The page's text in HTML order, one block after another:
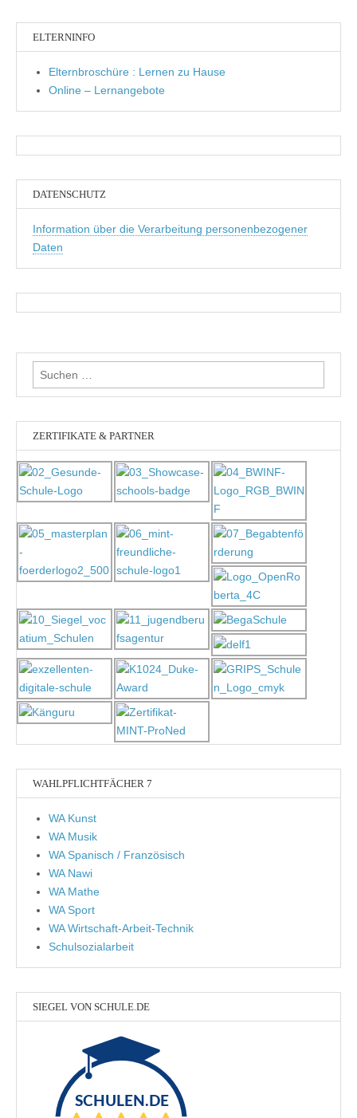
ELTERNINFO
Elternbroschüre : Lernen zu Hause
Online – Lernangebote
DATENSCHUTZ
Information über die Verarbeitung personenbezogener
Daten
Suchen
nach:
ZERTIFIKATE & PARTNER
WAHLPFLICHTFÄCHER 7
WA Kunst
WA Musik
WA Spanisch / Französisch
WA Nawi
WA Mathe
WA Sport
WA Wirtschaft-Arbeit-Technik
Schulsozialarbeit
SIEGEL VON SCHULE.DE